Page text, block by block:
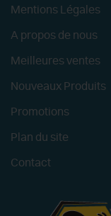
Mentions Légales
A propos de nous
Meilleures ventes
Nouveaux Produits
Promotions
Plan du site
Contact